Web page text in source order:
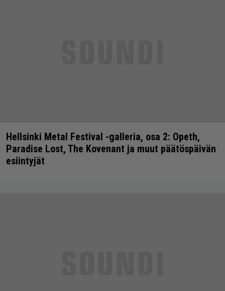
Hellsinki Metal Festival -galleria, osa 2: Opeth,
Paradise Lost, The Kovenant ja muut päätöspäivän
esiintyjät